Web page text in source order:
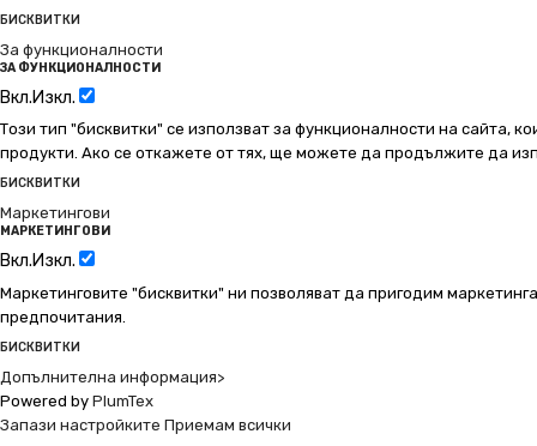
БИСКВИТКИ
За функционалности
ЗА ФУНКЦИОНАЛНОСТИ
Вкл.Изкл.
Този тип "бисквитки" се използват за функционалности на сайта,
продукти. Ако се откажете от тях, ще можете да продължите да
БИСКВИТКИ
Маркетингови
МАРКЕТИНГОВИ
Вкл.Изкл.
Маркетинговите "бисквитки" ни позволяват да пригодим
предпочитания.
БИСКВИТКИ
Допълнителна информация>
Powered by PlumTex
Запази настройките Приемам всички